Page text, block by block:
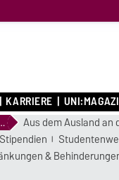
KARRIERE
Aus dem Ausland an
Stipendien
&